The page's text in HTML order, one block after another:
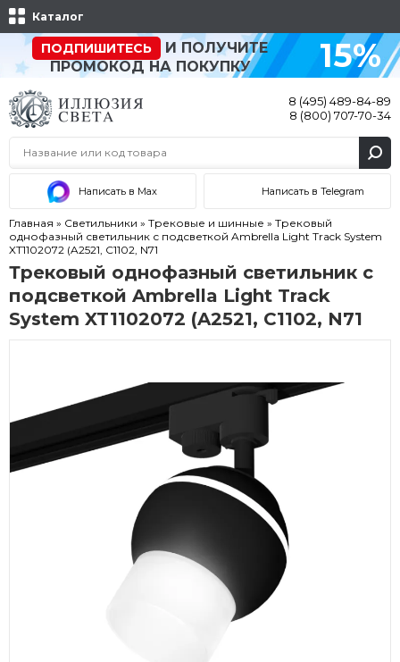
Каталог
ПОДПИШИТЕСЬ
И ПОЛУЧИТЕ
ПРОМОКОД НА ПОКУПКУ
15%
8 (495) 489-84-89
8 (800) 707-70-34
Написать в Max Написать в Telegram
Главная » Светильники » Трековые и шинные » Трековый
однофазный светильник с подсветкой Ambrella Light Track System
XT1102072 (A2521, C1102, N71
Трековый однофазный светильник с
подсветкой Ambrella Light Track
System XT1102072 (A2521, C1102, N71